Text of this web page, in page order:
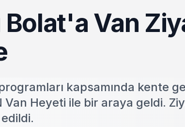
Bolat'a Van
kapsamında kente
Van Heyeti ile bir araya geldi.